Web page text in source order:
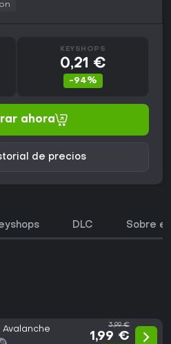
KEYSHOPS
0,21 €
-94%
ahora
de precios
DLC Sobre
Avalanche 3,99 €
1,99 €